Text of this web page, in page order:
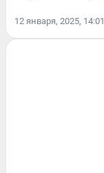
12 января, 2025, 14:01